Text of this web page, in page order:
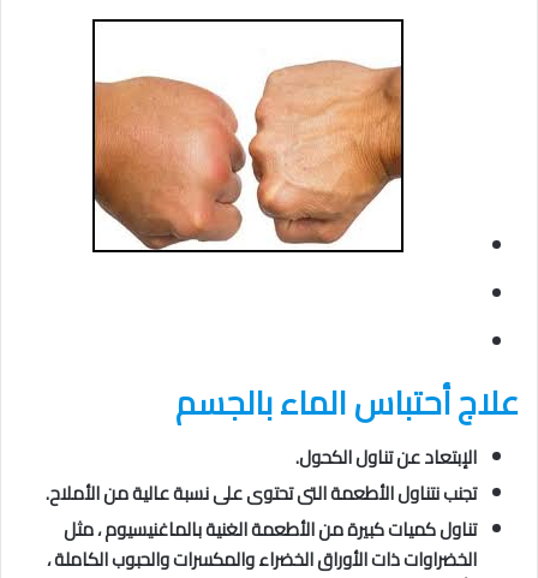
علاج أحتباس الماء بالجسم
الإبتعاد عن تناول الكحول.
تجنب نتناول الأطعمة التى تحتوى على نسبة عالية من الأملاح.
تناول كميات كبيرة من الأطعمة الغنية بالماغنيسيوم ، مثل
الخضراوات ذات الأوراق الخضراء والمكسرات والحبوب الكاملة ،